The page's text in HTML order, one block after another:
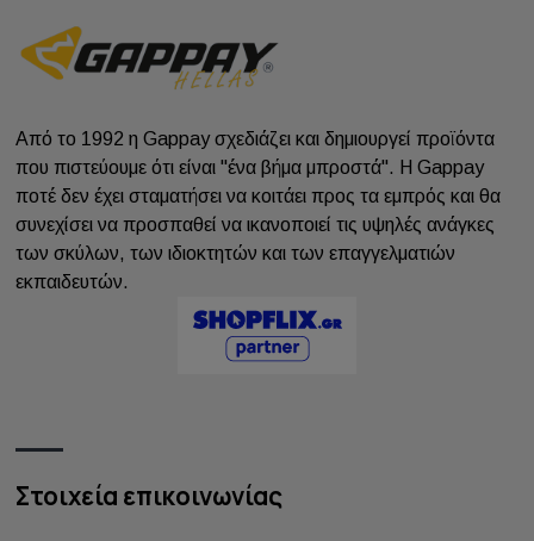
Από το 1992 η Gappay σχεδιάζει και δημιουργεί προϊόντα
που πιστεύουμε ότι είναι "ένα βήμα μπροστά". Η Gappay
ποτέ δεν έχει σταματήσει να κοιτάει προς τα εμπρός και θα
συνεχίσει να προσπαθεί να ικανοποιεί τις υψηλές ανάγκες
των σκύλων, των ιδιοκτητών και των επαγγελματιών
εκπαιδευτών.
Στοιχεία επικοινωνίας